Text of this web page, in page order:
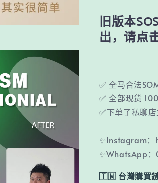
旧版本
出，请点
✅ 全马合法
✅ 全部现货
✅下单了私聊
✨Instagram
✨WhatsApp
🇹🇼 台灣購買